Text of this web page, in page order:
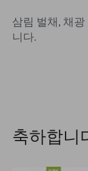
삼림 벌채, 채
니다.
축하합니